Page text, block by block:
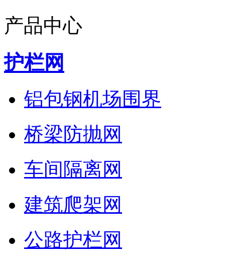
产品中心
护栏网
铝包钢机场围界
桥梁防抛网
车间隔离网
建筑爬架网
公路护栏网